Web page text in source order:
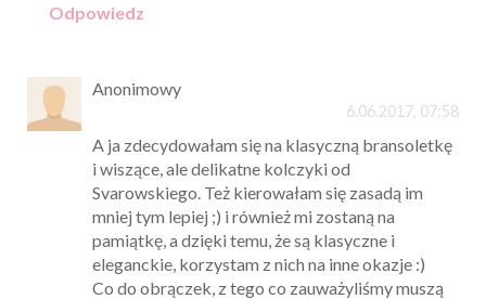
Odpowiedz
Anonimowy
6.06.2017, 07:58
A ja zdecydowałam się na klasyczną bransoletkę
i wiszące, ale delikatne kolczyki od
Svarowskiego. Też kierowałam się zasadą im
mniej tym lepiej ;) i również mi zostaną na
pamiątkę, a dzięki temu, że są klasyczne i
eleganckie, korzystam z nich na inne okazje :)
Co do obrączek, z tego co zauważyliśmy muszą